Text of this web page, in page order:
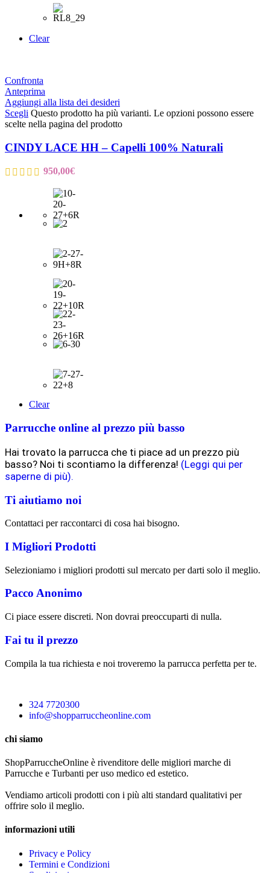
Clear
Confronta
Anteprima
Aggiungi alla lista dei desideri
Scegli Questo prodotto ha più varianti. Le opzioni possono essere
scelte nella pagina del prodotto
CINDY LACE HH – Capelli 100% Naturali
950,00€
Clear
Parrucche online al prezzo più basso
Hai trovato la parrucca che ti piace ad un prezzo più
basso? Noi ti scontiamo la differenza! (Leggi qui per
saperne di più).
Ti aiutiamo noi
Contattaci per raccontarci di cosa hai bisogno.
I Migliori Prodotti
Selezioniamo i migliori prodotti sul mercato per darti solo il meglio.
Pacco Anonimo
Ci piace essere discreti. Non dovrai preoccuparti di nulla.
Fai tu il prezzo
Compila la tua richiesta e noi troveremo la parrucca perfetta per te.
324 7720300
info@shopparruccheonline.com
chi siamo
ShopParruccheOnline è rivenditore delle migliori marche di
Parrucche e Turbanti per uso medico ed estetico.
Vendiamo articoli prodotti con i più alti standard qualitativi per
offrire solo il meglio.
informazioni utili
Privacy e Policy
Termini e Condizioni